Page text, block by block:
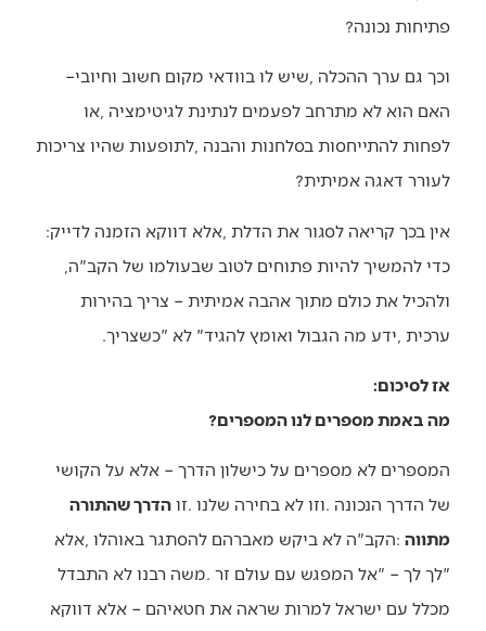
‬פתיחות‭ ‬נכונה‭?‬
וכך‭ ‬גם‭ ‬ערך‭ ‬ההכלה‭, ‬שיש‭ ‬לו‭ ‬בוודאי‭ ‬מקום‭ ‬חשוב‭ ‬וחיובי‭ –
‬האם‭ ‬הוא‭ ‬לא‭ ‬מתרחב‭ ‬לפעמים‭ ‬לנתינת‭ ‬לגיטימציה‭, ‬או‭
‬לעורר‭ ‬דאגה‭ ‬אמיתית‭?‬
אין‭ ‬בכך‭ ‬קריאה‭ ‬לסגור‭ ‬את‭ ‬הדלת‭, ‬אלא‭ ‬דווקא‭ ‬הזמנה‭ ‬לדייק‭:
‬ערכית‭, ‬ידע‭ ‬מה‭ ‬הגבול‭ ‬ואומץ‭ ‬להגיד‭ ‬‮"‬לא‮"‬‭ ‬כשצריך‭.‬
אז לסיכום:
מה באמת מספרים לנו המספרים?
המספרים‭ ‬לא‭ ‬מספרים‭ ‬על‭ ‬כישלון‭ ‬הדרך‭ – ‬אלא‭ ‬על‭ ‬הקושי‭
‬של‭ ‬הדרך‭ ‬הנכונה‭. ‬וזו‭ ‬לא‭ ‬בחירה‭ ‬שלנו‭. ‬זו‭ ‬
הדרך‭ ‬שהתורה‭
‬מתווה
‬‮"‬לך‭ ‬לך‮"‬‭ – ‬אל‭ ‬המפגש‭ ‬עם‭ ‬עולם‭ ‬זר‭. ‬משה‭ ‬רבנו‭ ‬לא‭ ‬התבדל‭